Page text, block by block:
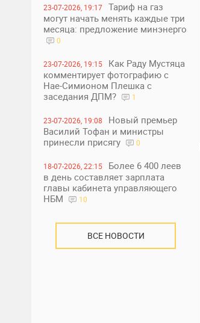
23-07-2026, 19:17
Тариф на газ
могут начать менять каждые три
месяца: предложение минэнерго
0
23-07-2026, 19:15
Как Раду Мустяца
комментирует фотографию с
Нае-Симионом Плешка с
заседания ДПМ?
1
23-07-2026, 19:08
Новый премьер
Василий Тофан и министры
принесли присягу
0
18-07-2026, 22:15
Более 6 400 леев
в день составляет зарплата
главы кабинета управляющего
НБМ
10
ВСЕ НОВОСТИ